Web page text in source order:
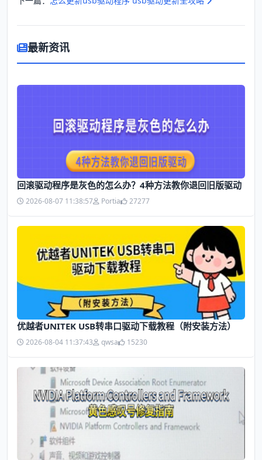
最新资讯
回滚驱动程序是灰色的怎么办？4种方法教你退回旧版驱动
2026-08-07 11:38:57 Portia 27277
优越者UNITEK USB转串口驱动下载教程（附安装方法）
2026-08-04 11:37:43 qwsa 15230